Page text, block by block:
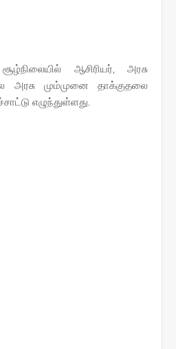
ஆசிரியர், அரசு
அரசு மும்முனை தாக்குதலை
எழுந்துள்ளது.